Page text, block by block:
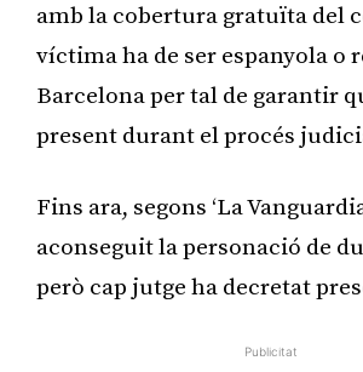
amb la cobertura gratuïta del
víctima ha de ser espanyola o
Barcelona per tal de garantir
present durant el procés
Fins ara, segons ‘La
aconseguit la personació de
però cap jutge ha decretat
Publicitat